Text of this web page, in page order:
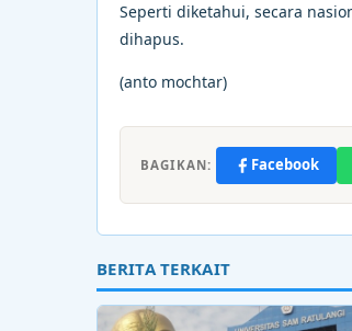
Seperti diketahui, secara
dihapus.
(anto mochtar)
BAGIKAN: Facebook
BERITA TERKAIT